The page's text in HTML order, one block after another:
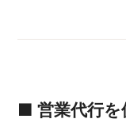
■ 営業代行